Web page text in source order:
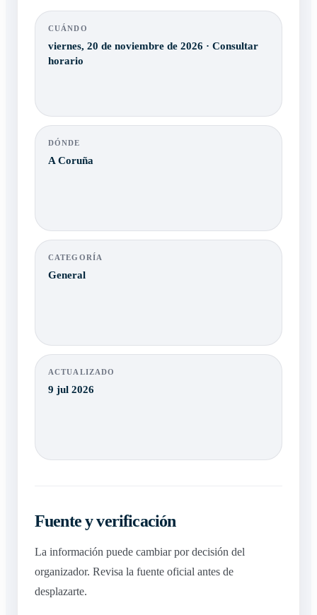
CUÁNDO
viernes, 20 de noviembre de 2026 · Consultar
horario
DÓNDE
A Coruña
CATEGORÍA
General
ACTUALIZADO
9 jul 2026
Fuente y verificación
La información puede cambiar por decisión del
organizador. Revisa la fuente oficial antes de
desplazarte.